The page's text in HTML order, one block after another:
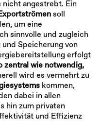
nicht angestrebt. Ein
soll
um eine
sinnvolle und zugleich
Speicherung von
erfolgt
zentral wie notwendig,
wird es vermehrt zu
kommen,
dabei in allen
hin zum privaten
und Effizienz